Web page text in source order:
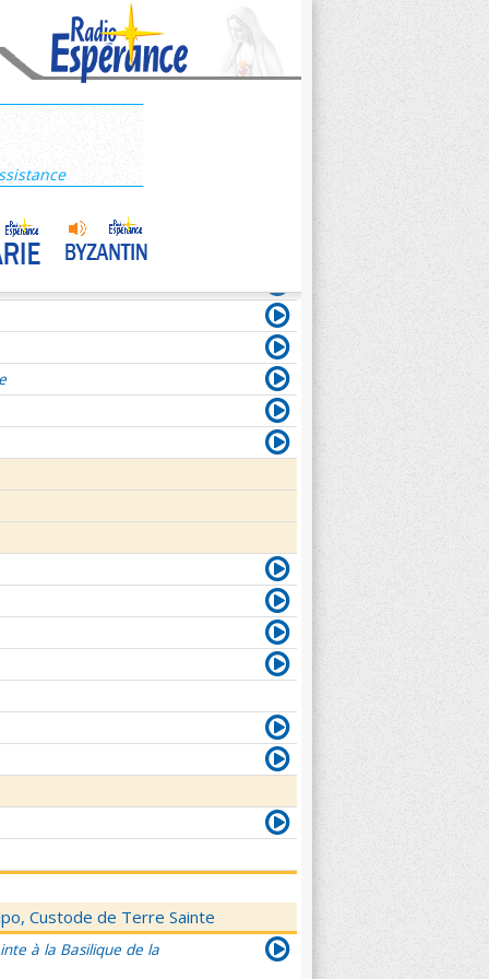
Custode de Terre Sainte
à la Basilique de la